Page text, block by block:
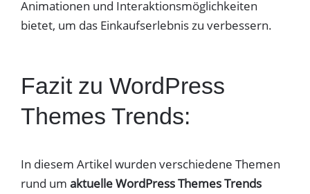
Animationen und Interaktionsmöglichkeiten
bietet, um das Einkaufserlebnis zu verbessern.
Fazit zu WordPress
Themes Trends:
In diesem Artikel wurden verschiedene Themen
rund um aktuelle WordPress Themes Trends